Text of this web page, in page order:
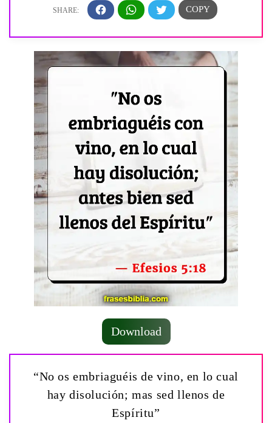
Download
“No os embriaguéis de vino, en lo cual
hay disolución; mas sed llenos de
Espíritu”